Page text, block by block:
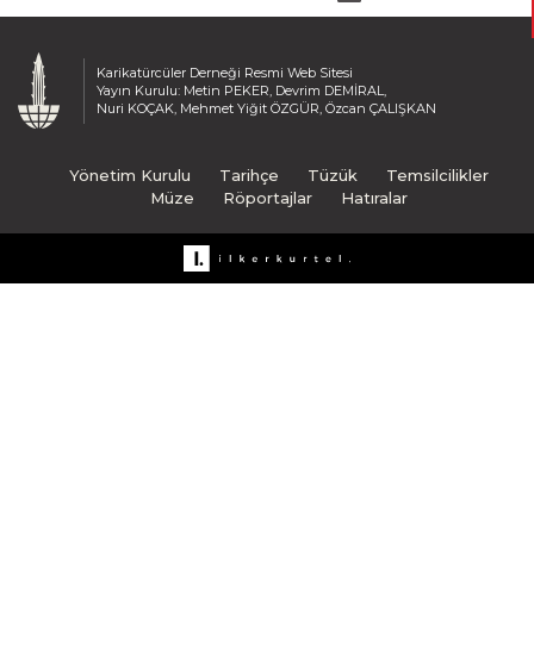
Karikatürcüler Derneği Resmi Web Sitesi
Yayın Kurulu: Metin PEKER, Devrim DEMİRAL,
Nuri KOÇAK, Mehmet Yiğit ÖZGÜR, Özcan ÇALIŞKAN
Yönetim Kurulu Tarihçe Tüzük
Temsilcilikler
Müze
Röportajlar Hatıralar